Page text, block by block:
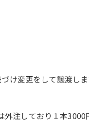
変更をして譲渡し
注しており１本3000